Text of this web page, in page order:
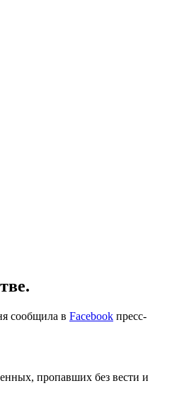
сообщила в Facebook пресс-
пропавших без вести и